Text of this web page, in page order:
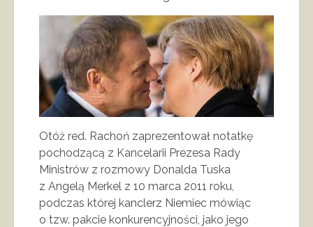
Otóż red. Rachoń zaprezentował notatkę
pochodzącą z Kancelarii Prezesa Rady
Ministrów z rozmowy Donalda Tuska
z Angelą Merkel z 10 marca 2011 roku,
podczas której kanclerz Niemiec mówiąc
o tzw. pakcie konkurencyjności, jako jego